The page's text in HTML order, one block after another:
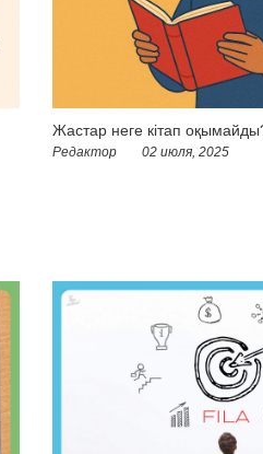
Жастар неге кітап
Редактор 02 июля, 2025